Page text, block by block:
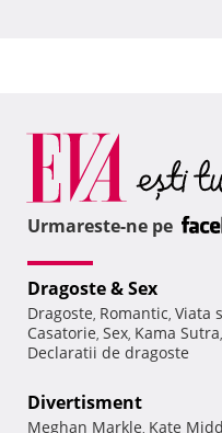
Urmareste-ne pe
Dragoste & Sex
Dragoste, Romantic, Viata
Casatorie, Sex, Kama Sutra,
Declaratii de dragoste
Divertisment
Meghan Markle, Kate